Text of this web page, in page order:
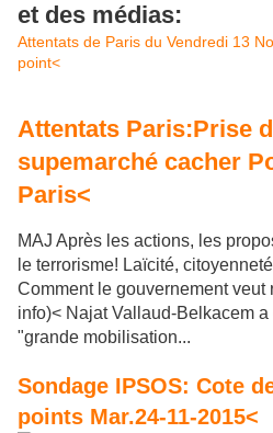
et des médias:
Attentats de Paris du Vendredi 13
point<
Attentats Paris:Prise
supemarché cacher
Paris<
MAJ Après les actions, les
le terrorisme! Laïcité,
Comment le gouvernement veut
info)< Najat Vallaud-Belkacem
"grande mobilisation...
Sondage IPSOS: Cote
points Mar.24-11-2015<